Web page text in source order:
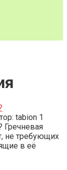
tabion 1
не требующих
в её